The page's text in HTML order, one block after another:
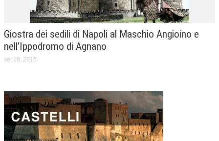
Giostra dei sedili di Napoli al Maschio Angioino e
nell’Ippodromo di Agnano
set 29, 2015